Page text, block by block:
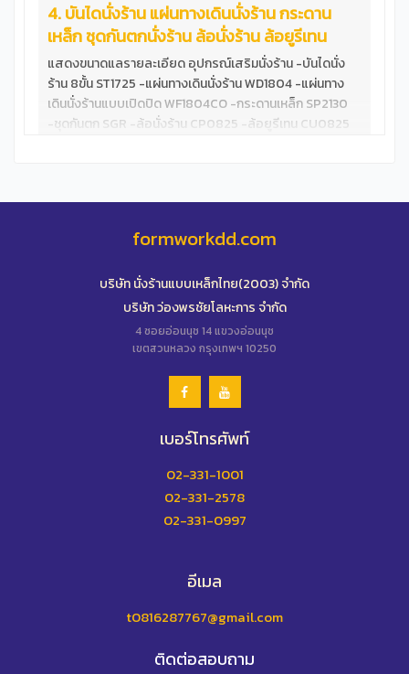
4. บันไดนั่งร้าน แผ่นทางเดินนั่งร้าน กระดาน
เหล็ก ชุดกันตกนั่งร้าน ล้อนั่งร้าน ล้อยูรีเทน
แสดงขนาดแลรายละเอียด อุปกรณ์เสริมนั่งร้าน -บันไดนั่ง
ร้าน 8ขั้น ST1725 -แผ่นทางเดินนั่งร้าน WD1804 -แผ่นทาง
เดินนั่งร้านแบบเปิดปิด WF1804CO -กระดานเหล็ก SP2130
-ชุดกันตก SGR -ล้อนั่งร้าน CP0825 -ล้อยูรีเทน CU0825
formworkdd.com
บริษัท นั่งร้านแบบเหล็กไทย(2003) จำกัด
บริษัท ว่องพรชัยโลหะการ จำกัด
4 ซอยอ่อนนุช 14 แขวงอ่อนนุช
เขตสวนหลวง กรุงเทพฯ 10250
เบอร์โทรศัพท์
02-331-1001
02-331-2578
02-331-0997
อีเมล
t0816287767@gmail.com
ติดต่อสอบถาม